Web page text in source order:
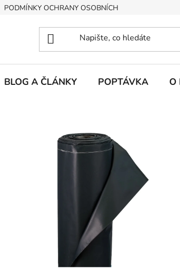
PODMÍNKY OCHRANY OSOBNÍCH ÚDAJŮ
BLOG A ČLÁNKY POPTÁVKA O